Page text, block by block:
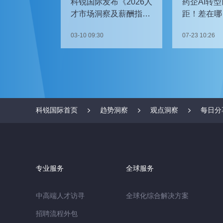
科锐国际发布《2026人
才市场洞察及薪酬指
03-10 09:30
药企AI转
距！差在
07-23 10:26
科锐国际首页 趋势洞察 观点洞察 每日
专业服务
中高端人才访寻
招聘流程外包
全球服务
全球化综合解决方案